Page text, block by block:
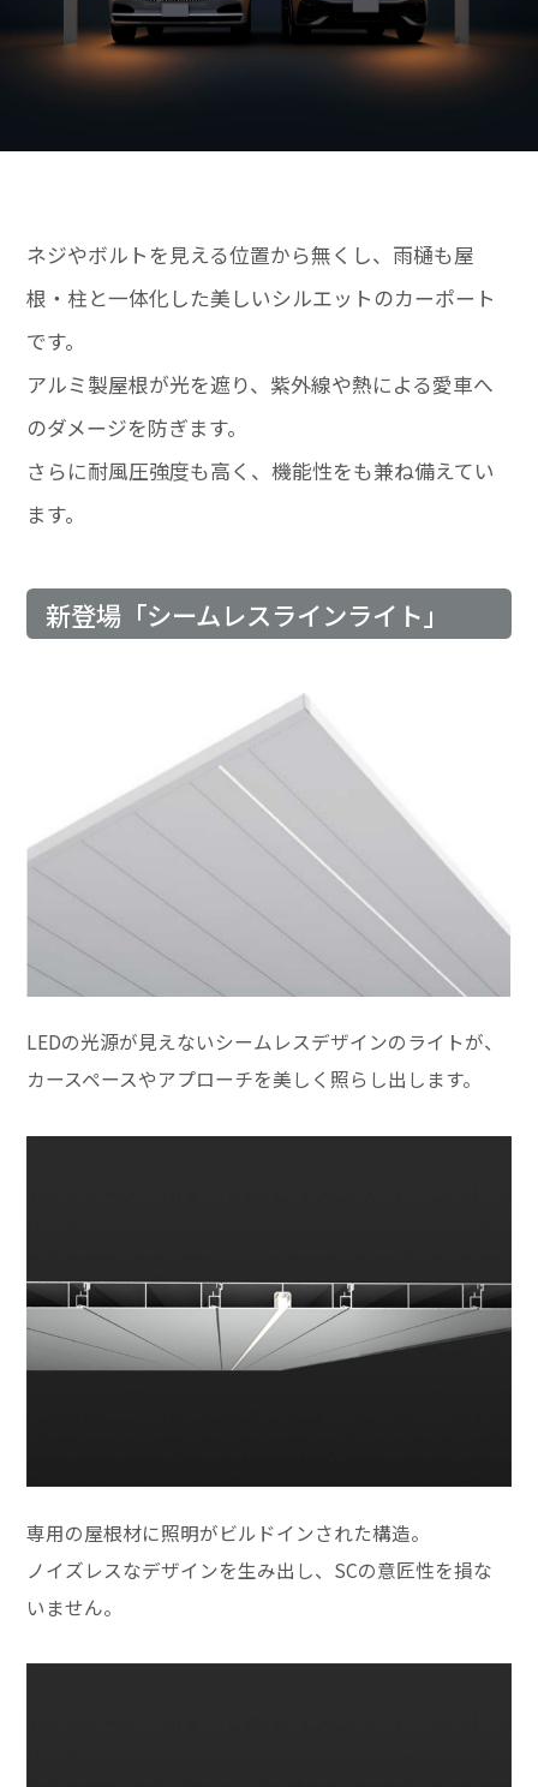
ネジやボルトを見える位置から無くし、雨樋も屋
根・柱と一体化した美しいシルエットのカーポート
です。
アルミ製屋根が光を遮り、紫外線や熱による愛車へ
のダメージを防ぎます。
さらに耐風圧強度も高く、機能性をも兼ね備えてい
ます。
新登場「シームレスラインライト」
LEDの光源が見えないシームレスデザインのライトが、
カースペースやアプローチを美しく照らし出します。
専用の屋根材に照明がビルドインされた構造。
ノイズレスなデザインを生み出し、SCの意匠性を損な
いません。